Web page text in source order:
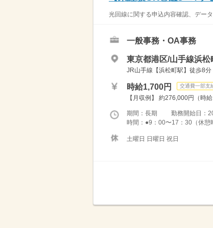
光回線に関する申込内容確認、デー
一般事務・OA事務
東京都港区/山手線浜松
JR山手線【浜松町駅】徒歩8分
時給1,700円 交通費一部支
【月収例】 約276,000円（時
期間：長期 勤務開始日：
時間：●9：00〜17：30（休憩
土曜日 日曜日 祝日